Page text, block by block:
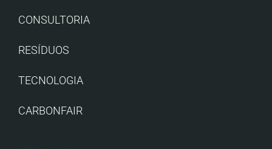
CONSULTORIA
RESÍDUOS
TECNOLOGIA
CARBONFAIR